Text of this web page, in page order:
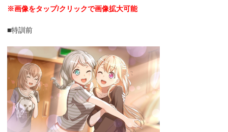
※画像をタップ/クリックで画像拡大可能
■特訓前